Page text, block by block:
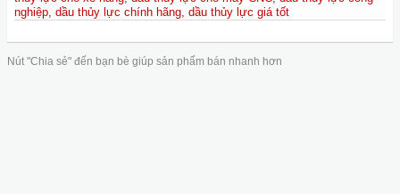
nghiệp, dầu thủy lực chính hãng, dầu thủy lực giá tốt
Nút "Chia sẻ" đến bạn bè giúp sản phẩm bán nhanh hơn